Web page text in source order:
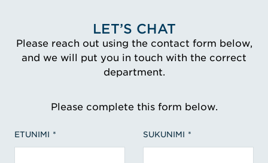
LET’S CHAT
Please reach out using the contact form below,
and we will put you in touch with the correct
department.
Please complete this form below.
ETUNIMI SUKUNIMI